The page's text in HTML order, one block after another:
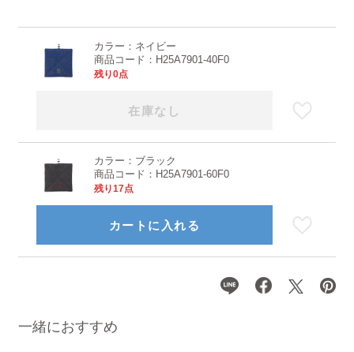
一緒におすすめ
カラー： ネイビー
商品コード： H25A7901-40F0
残り0点
在庫なし
カラー： ブラック
商品コード： H25A7901-60F0
残り17点
カートに入れる